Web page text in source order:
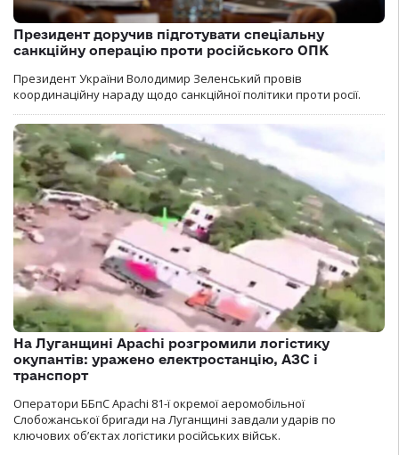
Президент доручив підготувати спеціальну
санкційну операцію проти російського ОПК
Президент України Володимир Зеленський провів
координаційну нараду щодо санкційної політики проти росії.
На Луганщині Apachi розгромили логістику
окупантів: уражено електростанцію, АЗС і
транспорт
Оператори ББпС Apachi 81-ї окремої аеромобільної
Слобожанської бригади на Луганщині завдали ударів по
ключових об’єктах логістики російських військ.